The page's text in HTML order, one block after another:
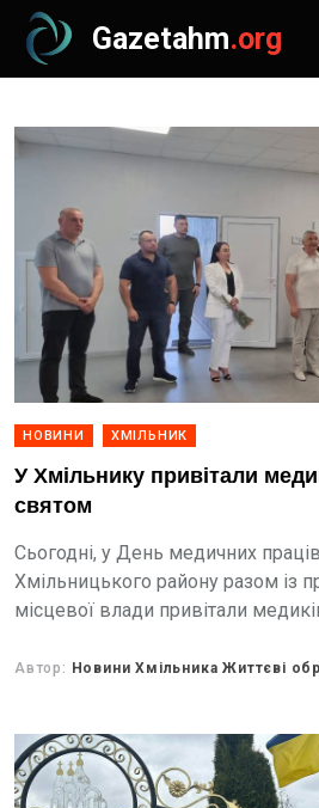
Gazetahm.org
НОВИНИ ХМІЛЬНИК
У Хмільнику привітали
святом
Сьогодні, у День медичних
Хмільницького району разом із
місцевої влади привітали
Автор: Новини Хмільника Життєві